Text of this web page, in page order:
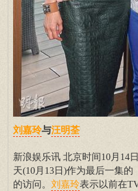
刘嘉玲与汪明荃
新浪娱乐讯 北京时间10月14
天(10月13日)作为最后一集
的访问。 刘嘉玲表示以前在